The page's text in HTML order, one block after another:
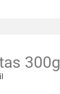
300g